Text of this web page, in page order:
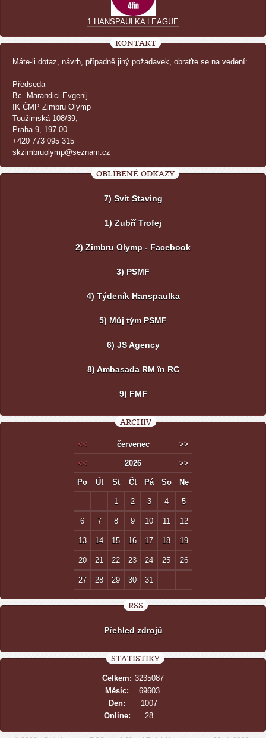
1.HANSPAULKA LEAGUE
KONTAKT
Máte-li dotaz, návrh, případně jiný požadavek, obraťte se na vedení:
Předseda
Bc. Marandici Evgenij
IK ČMP Zimbru Olymp
Toužimská 108/39,
Praha 9, 197 00
+420 773 095 315
skzimbruolymp@seznam.cz
OBLÍBENÉ ODKAZY
7) Svit Staving
1) Zubří Trofej
2) Zimbru Olymp - Facebook
3) PSMF
4) Týdeník Hanspaulka
5) Můj tým PSMF
6) JS Agency
8) Ambasada RM în RC
9) FMF
ARCHIV
<< červenec >>
<< 2026 >>
Po Út St Čt Pá So Ne
1 2 3 4 5
6 7 8 9 10 11 12
13 14 15 16 17 18 19
20 21 22 23 24 25 26
27 28 29 30 31
RSS
Přehled zdrojů
STATISTIKY
Online: 28
Celkem: 3235087
Měsíc:
69603
Den:
1007